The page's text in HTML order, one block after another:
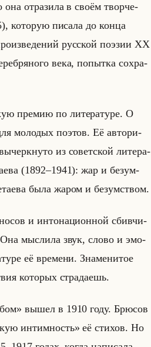
она от­ра­зи­ла в своём твор­че­
ко­то­рую пи­са­ла до конца
рус­ской по­эзии XX
века, по­пыт­ка со­хра­
пре­мию по ли­те­ра­ту­ре. О
мо­ло­дых по­этов. Её ав­то­ри­
из со­вет­ской ли­те­ра­
(1892–1941): жар и безум­
была жаром и безум­ством.
и ин­то­на­ци­он­ной сбив­чи­
мыс­ли­ла звук, слово и эмо­
её вре­ме­ни. Зна­ме­ни­тое
которых страдаешь.
вышел в 1910 году. Брю­сов
интимность» её сти­хов. Но